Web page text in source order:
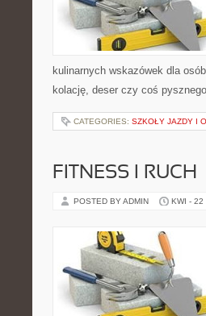
kulinarnych wskazówek dla
kolację, deser czy coś
CATEGORIES: SZKOŁY JAZDY I
FITNESS I RUCH
POSTED BY ADMIN KWI - 22